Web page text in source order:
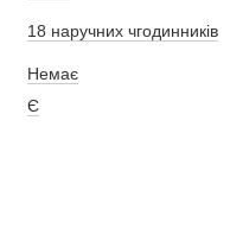
18 наручних чгодинників
Немає
Є